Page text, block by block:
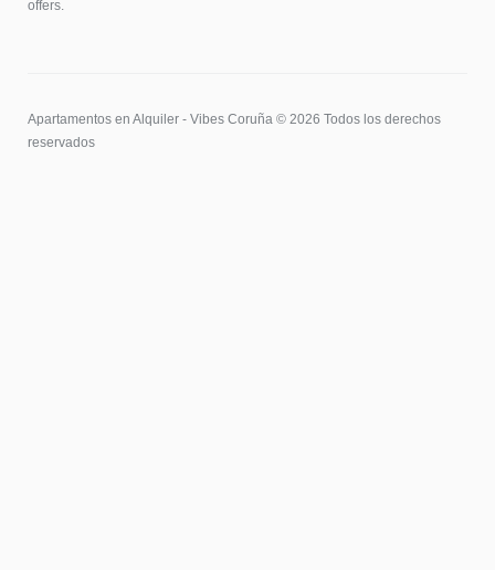
offers.
Apartamentos en Alquiler - Vibes Coruña © 2026 Todos los derechos
reservados